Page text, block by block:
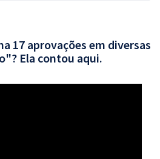
17 aprovações em diversas
Ela contou aqui.